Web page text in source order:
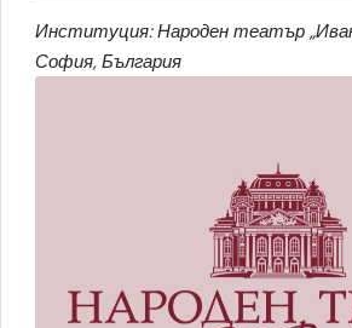
Институция: Народен театър „Иван
София, България